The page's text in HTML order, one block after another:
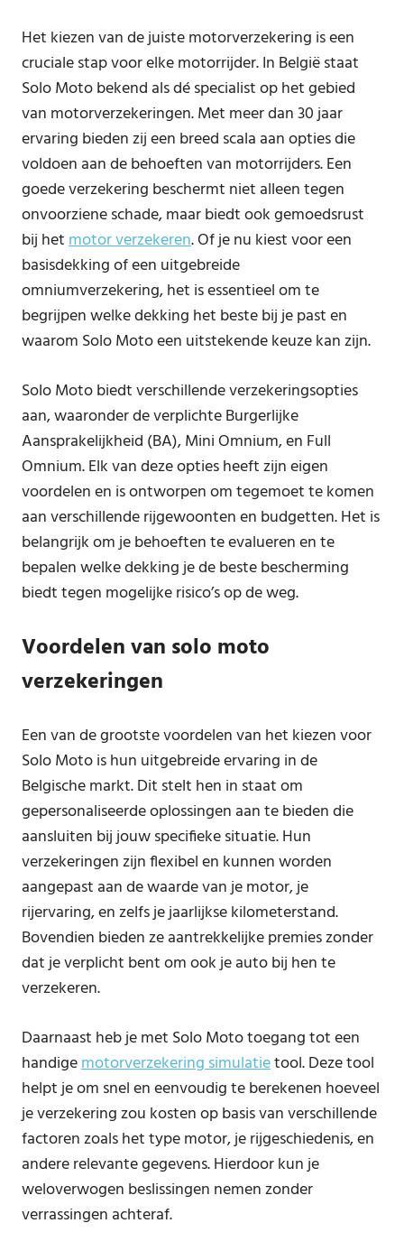
Het kiezen van de juiste motorverzekering is een
cruciale stap voor elke motorrijder. In België staat
Solo Moto bekend als dé specialist op het gebied
van motorverzekeringen. Met meer dan 30 jaar
ervaring bieden zij een breed scala aan opties die
voldoen aan de behoeften van motorrijders. Een
goede verzekering beschermt niet alleen tegen
onvoorziene schade, maar biedt ook gemoedsrust
bij hetmotor verzekeren. Of je nu kiest voor een
basisdekking of een uitgebreide
omniumverzekering, het is essentieel om te
begrijpen welke dekking het beste bij je past en
waarom Solo Moto een uitstekende keuze kan zijn.
Solo Moto biedt verschillende verzekeringsopties
aan, waaronder de verplichte Burgerlijke
Aansprakelijkheid (BA), Mini Omnium, en Full
Omnium. Elk van deze opties heeft zijn eigen
voordelen en is ontworpen om tegemoet te komen
aan verschillende rijgewoonten en budgetten. Het is
belangrijk om je behoeften te evalueren en te
bepalen welke dekking je de beste bescherming
biedt tegen mogelijke risico’s op de weg.
Voordelen van solo moto
verzekeringen
Een van de grootste voordelen van het kiezen voor
Solo Moto is hun uitgebreide ervaring in de
Belgische markt. Dit stelt hen in staat om
gepersonaliseerde oplossingen aan te bieden die
aansluiten bij jouw specifieke situatie. Hun
verzekeringen zijn flexibel en kunnen worden
aangepast aan de waarde van je motor, je
rijervaring, en zelfs je jaarlijkse kilometerstand.
Bovendien bieden ze aantrekkelijke premies zonder
dat je verplicht bent om ook je auto bij hen te
verzekeren.
Daarnaast heb je met Solo Moto toegang tot een
handigemotorverzekering simulatietool. Deze tool
helpt je om snel en eenvoudig te berekenen hoeveel
je verzekering zou kosten op basis van verschillende
factoren zoals het type motor, je rijgeschiedenis, en
andere relevante gegevens. Hierdoor kun je
weloverwogen beslissingen nemen zonder
verrassingen achteraf.